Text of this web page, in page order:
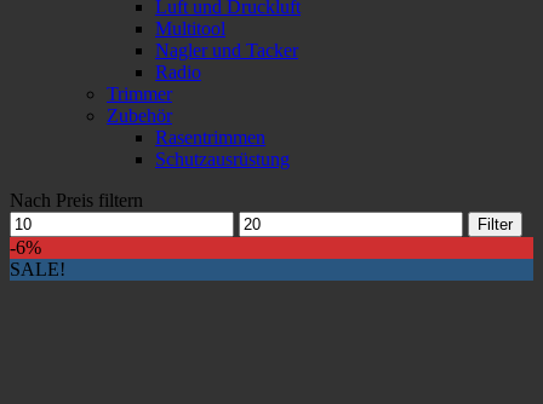
Luft und Druckluft
Multitool
Nagler und Tacker
Radio
Trimmer
Zubehör
Rasentrimmen
Schutzausrüstung
Nach Preis filtern
Min.
Preis
Max.
Preis
Filter
-6%
SALE!